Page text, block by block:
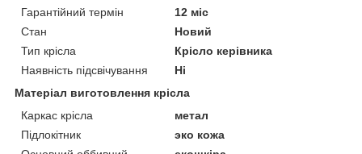
Гарантійний термін
12 міс
Стан
Новий
Тип крісла
Крісло керівника
Наявність підсвічування
Ні
Матеріал виготовлення крісла
Каркас крісла
метал
Підлокітник
эко кожа